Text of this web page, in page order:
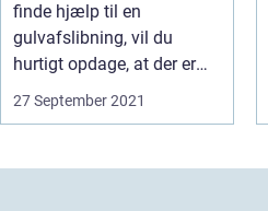
finde hjælp til en
gulvafslibning, vil du
hurtigt opdage, at der er
god...
27 September 2021